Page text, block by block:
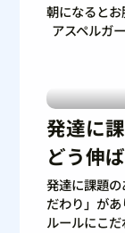
朝になると
アスペルガ
発達に
どう伸
発達に課題
だわり」が
ルールにこだ